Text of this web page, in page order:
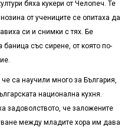
бяха кукери от Челопеч. Те
от учениците се опитаха да
си и снимки с тях. Бе
със сирене, от която по-
са научили много за България,
национална кухня.
задоволството, че заложените
между младите хора им дава